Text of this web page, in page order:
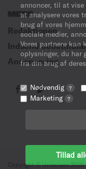
annoncer, til at
at analysere vores
brug af vores
sociale medier,
Vores partnere kan
oplysninger, du har
fra din brug af
Nødvendig ?
Marketing ?
Tillad
MERE
Redaktionen
Indsend
Annoncering
Copyright © Uniavisen 2026